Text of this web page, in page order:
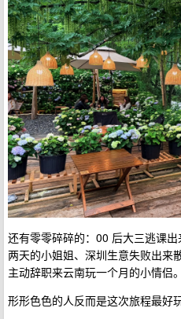
还有零零碎碎的：00 后大三逃课
两天的小姐姐、深圳生意失败出来
主动辞职来云南玩一个月的小情侣。
形形色色的人反而是这次旅程最好